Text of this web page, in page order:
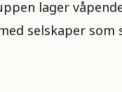
lager
selskaper som